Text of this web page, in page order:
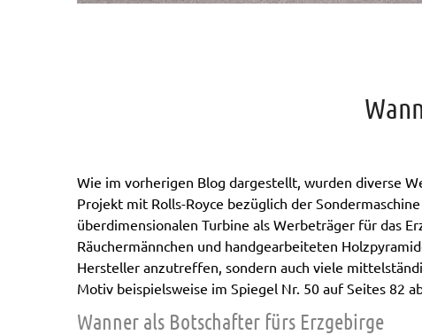
Wie im vorherigen Blog dargestellt, wurden diverse
Projekt mit Rolls-Royce bezüglich der
überdimensionalen Turbine als Werbeträger für das
Räuchermännchen und handgearbeiteten
Hersteller anzutreffen, sondern auch viele
Motiv beispielsweise im Spiegel Nr. 50 auf Seites 82
Wanner als Botschafter fürs Erzgebirge